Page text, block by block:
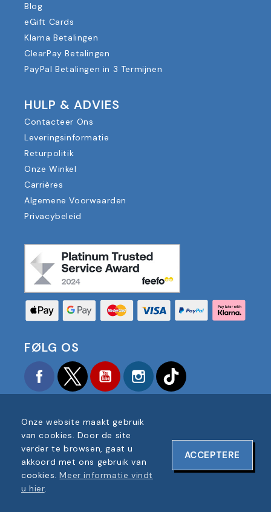
Blog
eGift Cards
Klarna Betalingen
ClearPay Betalingen
PayPal Betalingen in 3 Termijnen
HULP & ADVIES
Contacteer Ons
Leveringsinformatie
Returpolitik
Onze Winkel
Carrières
Algemene Voorwaarden
Privacybeleid
FØLG OS
FacebookTwitter YouTubeInstagram
COPYRIGHT © 2025 FOOTBALL AMERICA UK ALLE
RECHTEN VOORBEHOUDEN
BEDRIJF REGISTRATIENUMMER: 06354287
WEBSITEONTWERP DOOR
Onze website maakt gebruik
van cookies. Door de site
verder te browsen, gaat u
akkoord met ons gebruik van
cookies.Meer informatie vindt
u hier.
ACCEPTERE